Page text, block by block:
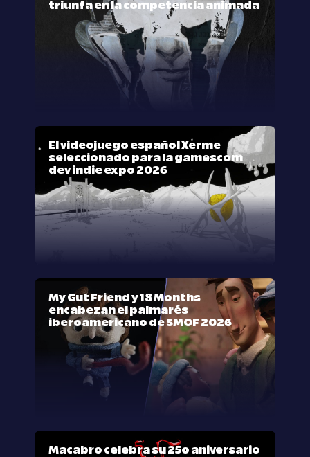
triunfa en la competencia animada
El videojuego español Xerme
seleccionado para la gamescom
dev indie expo 2026
My Gut Friend y 18 Months
encabezan el palmarés
iberoamericano de SMOF 2026
Macabro celebra su 25º aniversario